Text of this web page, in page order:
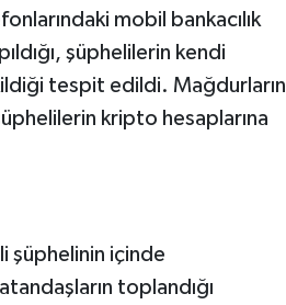
mobil bankacılık
şüphelilerin kendi
tespit edildi. Mağdurların
kripto hesaplarına
şüphelinin içinde
toplandığı